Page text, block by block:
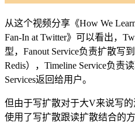
从这个视频分享《How We
Fan-In at Twitter》可以看出，
型，Fanout Service负责扩散写
Redis），Timeline Service负责
Services返回给用户。
但由于写扩散对于大V来说写
使用了写扩散跟读扩散结合的